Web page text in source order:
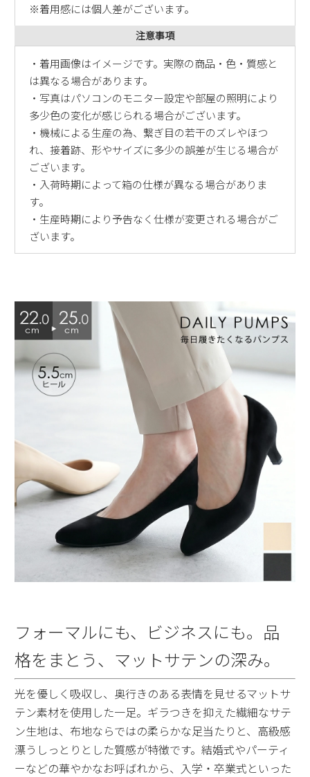
お問い合わせ
※着用感には個人差がございます。
注意事項
・着用画像はイメージです。実際の商品・色・質感と
は異なる場合があります。
・写真はパソコンのモニター設定や部屋の照明により
多少色の変化が感じられる場合がございます。
・機械による生産の為、繋ぎ目の若干のズレやほつ
れ、接着跡、形やサイズに多少の誤差が生じる場合が
ございます。
・入荷時期によって箱の仕様が異なる場合がありま
す。
・生産時期により予告なく仕様が変更される場合がご
ざいます。
フォーマルにも、ビジネスにも。品
格をまとう、マットサテンの深み。
光を優しく吸収し、奥行きのある表情を見せるマットサ
テン素材を使用した一足。ギラつきを抑えた繊細なサテ
ン生地は、布地ならではの柔らかな足当たりと、高級感
漂うしっとりとした質感が特徴です。結婚式やパーティ
ーなどの華やかなお呼ばれから、入学・卒業式といった